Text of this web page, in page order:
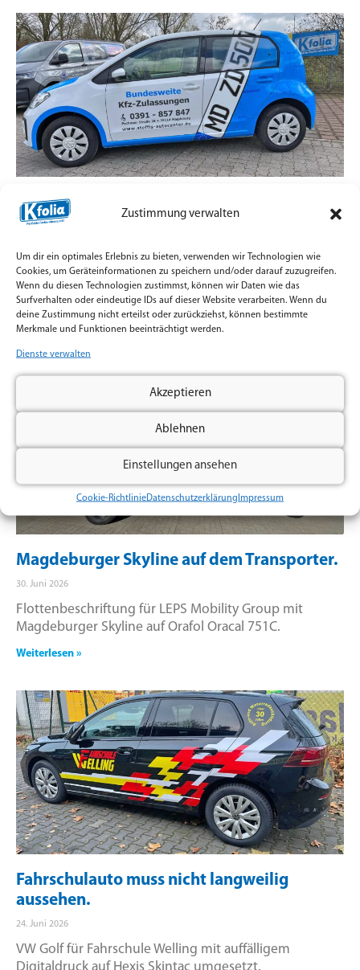
Zustimmung verwalten
Um dir ein optimales Erlebnis zu bieten, verwenden wir Technologien wie
Cookies, um Geräteinformationen zu speichern und/oder darauf zuzugreifen.
Wenn du diesen Technologien zustimmst, können wir Daten wie das
Surfverhalten oder eindeutige IDs auf dieser Website verarbeiten. Wenn du
deine Zustimmung nicht erteilst oder zurückziehst, können bestimmte
Merkmale und Funktionen beeinträchtigt werden.
Dienste verwalten
Akzeptieren
Ablehnen
Einstellungen ansehen
Cookie-RichtlinieDatenschutzerklärung Impressum
Zulassungsdienst mit Straßenpräsenz statt
Standard-Aufkleber
Teilfolierung und Firmenbeschriftung für
Zulassungsfahrzeuge mit Orajet Rapid Air Digitaldruck
umgesetzt.
Weiterlesen »
Magdeburger Skyline auf dem Transporter.
30. Juni 2026
Flottenbeschriftung für LEPS Mobility Group mit
Magdeburger Skyline auf Orafol Oracal 751C.
Weiterlesen »
Fahrschulauto muss nicht langweilig
aussehen.
24. Juni 2026
VW Golf für Fahrschule Welling mit auffälligem
Digitaldruck auf Hexis Skintac umgesetzt.